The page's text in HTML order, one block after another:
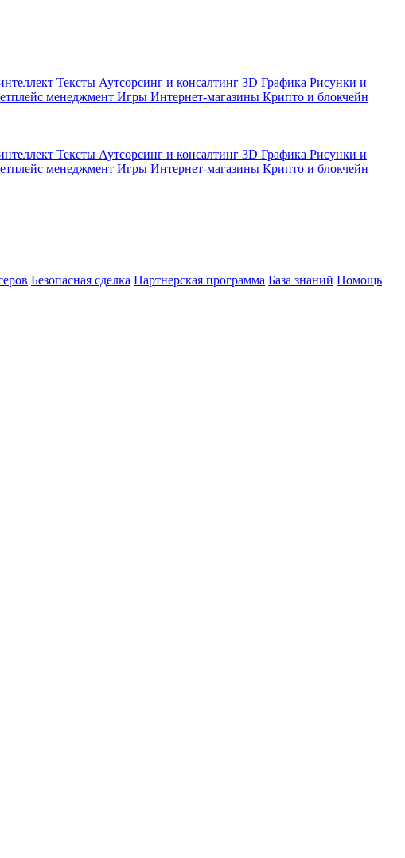
Тексты Аутсорсинг и консалтинг 3D Графика Рисунки и
менеджмент Игры Интернет-магазины Крипто и блокчейн
Тексты Аутсорсинг и консалтинг 3D Графика Рисунки и
менеджмент Игры Интернет-магазины Крипто и блокчейн
Безопасная сделка Партнерская программа База знаний Помощь